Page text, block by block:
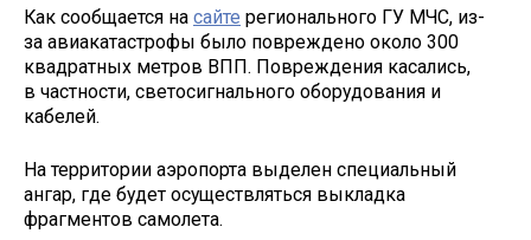
Как сообщается на сайте регионального ГУ МЧС, из-
за авиакатастрофы было повреждено около 300
квадратных метров ВПП. Повреждения касались,
в частности, светосигнального оборудования и
кабелей.
На территории аэропорта выделен специальный
ангар, где будет осуществляться выкладка
фрагментов самолета.